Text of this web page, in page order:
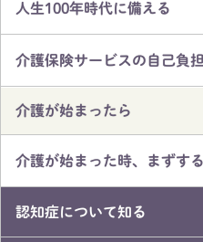
人生100年時代に備える
介護保険サービスの自己負
介護が始まったら
介護が始まった時、まずす
認知症について知る